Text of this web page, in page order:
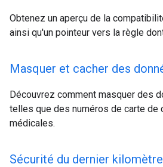
Obtenez un aperçu de la
ainsi qu'un pointeur vers la règle
Masquer et cacher des
Découvrez comment masquer des
telles que des numéros de carte de
médicales.
Sécurité du dernier kilomètre